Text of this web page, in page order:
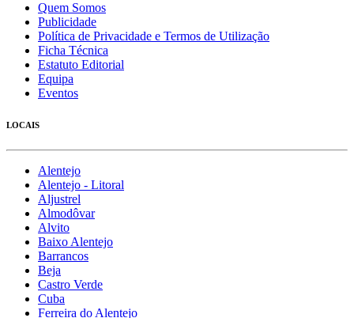
Quem Somos
Publicidade
Política de Privacidade e Termos de Utilização
Ficha Técnica
Estatuto Editorial
Equipa
Eventos
LOCAIS
Alentejo
Alentejo - Litoral
Aljustrel
Almodôvar
Alvito
Baixo Alentejo
Barrancos
Beja
Castro Verde
Cuba
Ferreira do Alentejo